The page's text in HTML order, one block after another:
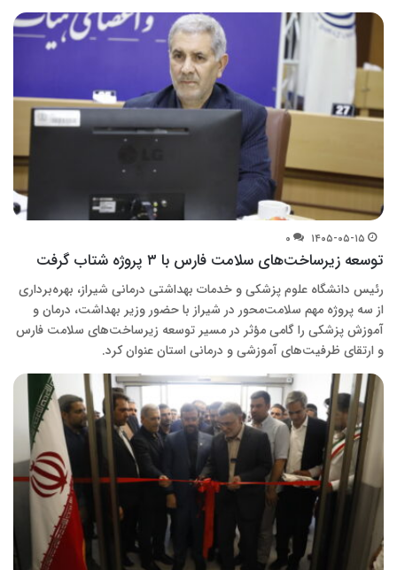
۱۴۰۵-۰۵-۱۵ ۰
توسعه زیرساخت‌های سلامت فارس با ۳ پروژه شتاب گرفت
رئیس دانشگاه علوم پزشکی و خدمات بهداشتی درمانی شیراز، بهره‌برداری
از سه پروژه مهم سلامت‌محور در شیراز با حضور وزیر بهداشت، درمان و
آموزش پزشکی را گامی مؤثر در مسیر توسعه زیرساخت‌های سلامت فارس
و ارتقای ظرفیت‌های آموزشی و درمانی استان عنوان کرد.